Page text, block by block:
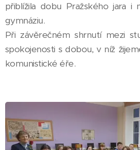
přiblížila dobu Pražského jara i
gymnáziu.
Při závěrečném shrnutí mezi
spokojenosti s dobou, v níž
komunistické éře.